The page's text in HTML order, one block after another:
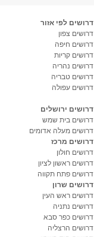
דרושים לפי אזור
דרושים צפון
דרושים חיפה
דרושים קריות
דרושים נהריה
דרושים טבריה
דרושים עפולה
דרושים ירושלים
דרושים בית שמש
דרושים מעלה אדומים
דרושים מרכז
דרושים חולון
דרושים ראשון לציון
דרושים פתח תקווה
דרושים שרון
דרושים ראש העין
דרושים נתניה
דרושים כפר סבא
דרושים הרצליה